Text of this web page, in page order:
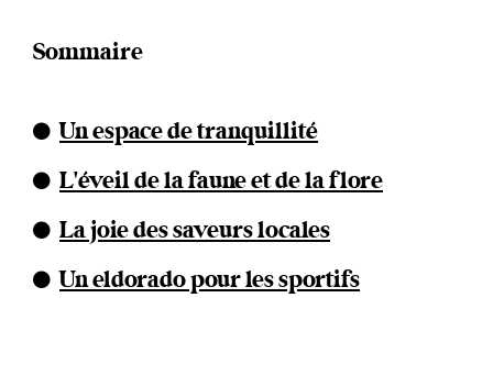
Sommaire
Un espace de tranquillité
L'éveil de la faune et de la flore
La joie des saveurs locales
Un eldorado pour les sportifs